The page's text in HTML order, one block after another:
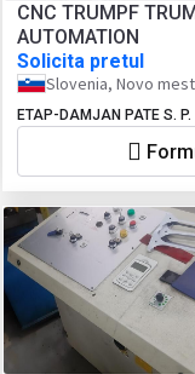
CNC TRUMPF
AUTOMATION
Solicita pretul
Slovenia, Novo
ETAP-DAMJAN PATE S. P.